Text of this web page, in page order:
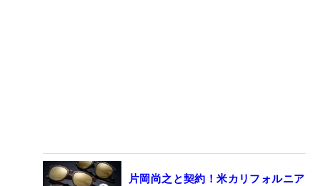
片岡尚之と契約！米カリフォルニア